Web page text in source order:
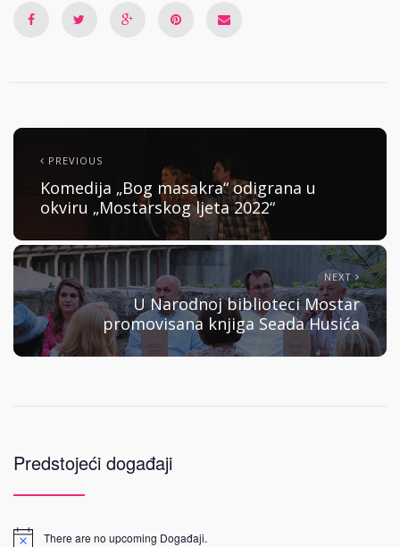
PREVIOUS
Komedija „Bog masakra“ odigrana u
okviru „Mostarskog ljeta 2022“
NEXT
U Narodnoj biblioteci Mostar
promovisana knjiga Seada Husića
Predstojeći događaji
There are no upcoming Događaji.